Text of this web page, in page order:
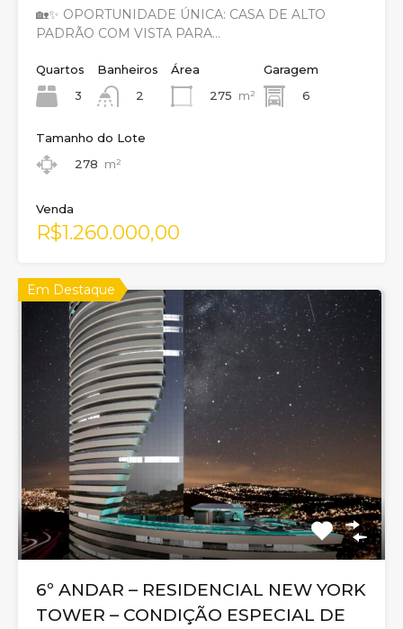
🏡✨ OPORTUNIDADE ÚNICA: CASA DE ALTO
PADRÃO COM VISTA PARA…
Quartos
3
Banheiros
2
Área
275 m²
Garagem
6
Tamanho do Lote
278 m²
Venda
R$1.260.000,00
Em Destaque
6º ANDAR – RESIDENCIAL NEW YORK
TOWER – CONDIÇÃO ESPECIAL DE